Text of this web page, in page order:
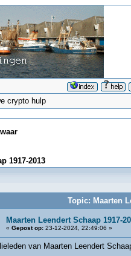
crypto hulp
1917-2013
Topic: Maarten
Maarten Leendert Schaap 1917-
« Gepost op: 23-12-2024, 22:49:06 »
van Maarten Leendert